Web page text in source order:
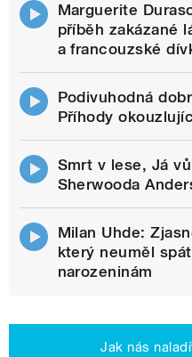
Marguerite
příběh zakázané
a francouzské
Podivuhodná
Příhody
Smrt v lese, Já
Sherwooda
Milan Uhde:
který neuměl
narozeninám
Jak nás